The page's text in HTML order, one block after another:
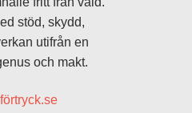
stöd, skydd,
utifrån en
och makt.